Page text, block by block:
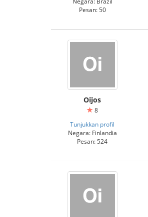
Pesan: 50
Oijos
8
Tunjukkan profil
Negara: Finlandia
Pesan: 524